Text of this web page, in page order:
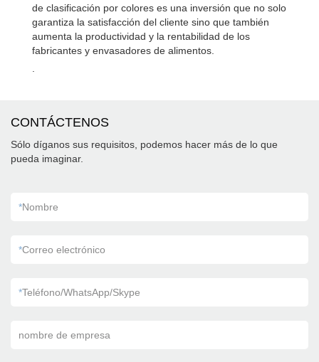
de clasificación por colores es una inversión que no solo
garantiza la satisfacción del cliente sino que también
aumenta la productividad y la rentabilidad de los
fabricantes y envasadores de alimentos.
CONTÁCTENOS
Sólo díganos sus requisitos, podemos hacer más de lo que
pueda imaginar.
*Nombre
*Correo electrónico
*Teléfono/WhatsApp/Skype
nombre de empresa